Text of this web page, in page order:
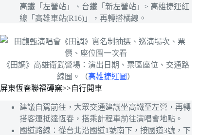
高鐵「左營站」、台鐵「新左營站」> 高雄捷運紅
線「高雄車站(R16)」，再轉搭橘線。
《田調》高雄衛武營場：演出日期、票區座位、交通路
線圖。（高雄捷運圖 ）
屏東恆春聯福磚窯>>自行開車
建議自駕前往，大眾交通建議坐高鐵至左營，再轉
搭客運抵達恆春，搭乘計程車前往演唱會地點。
國道路線：從台北沿國道1號南下，接國道3號，下